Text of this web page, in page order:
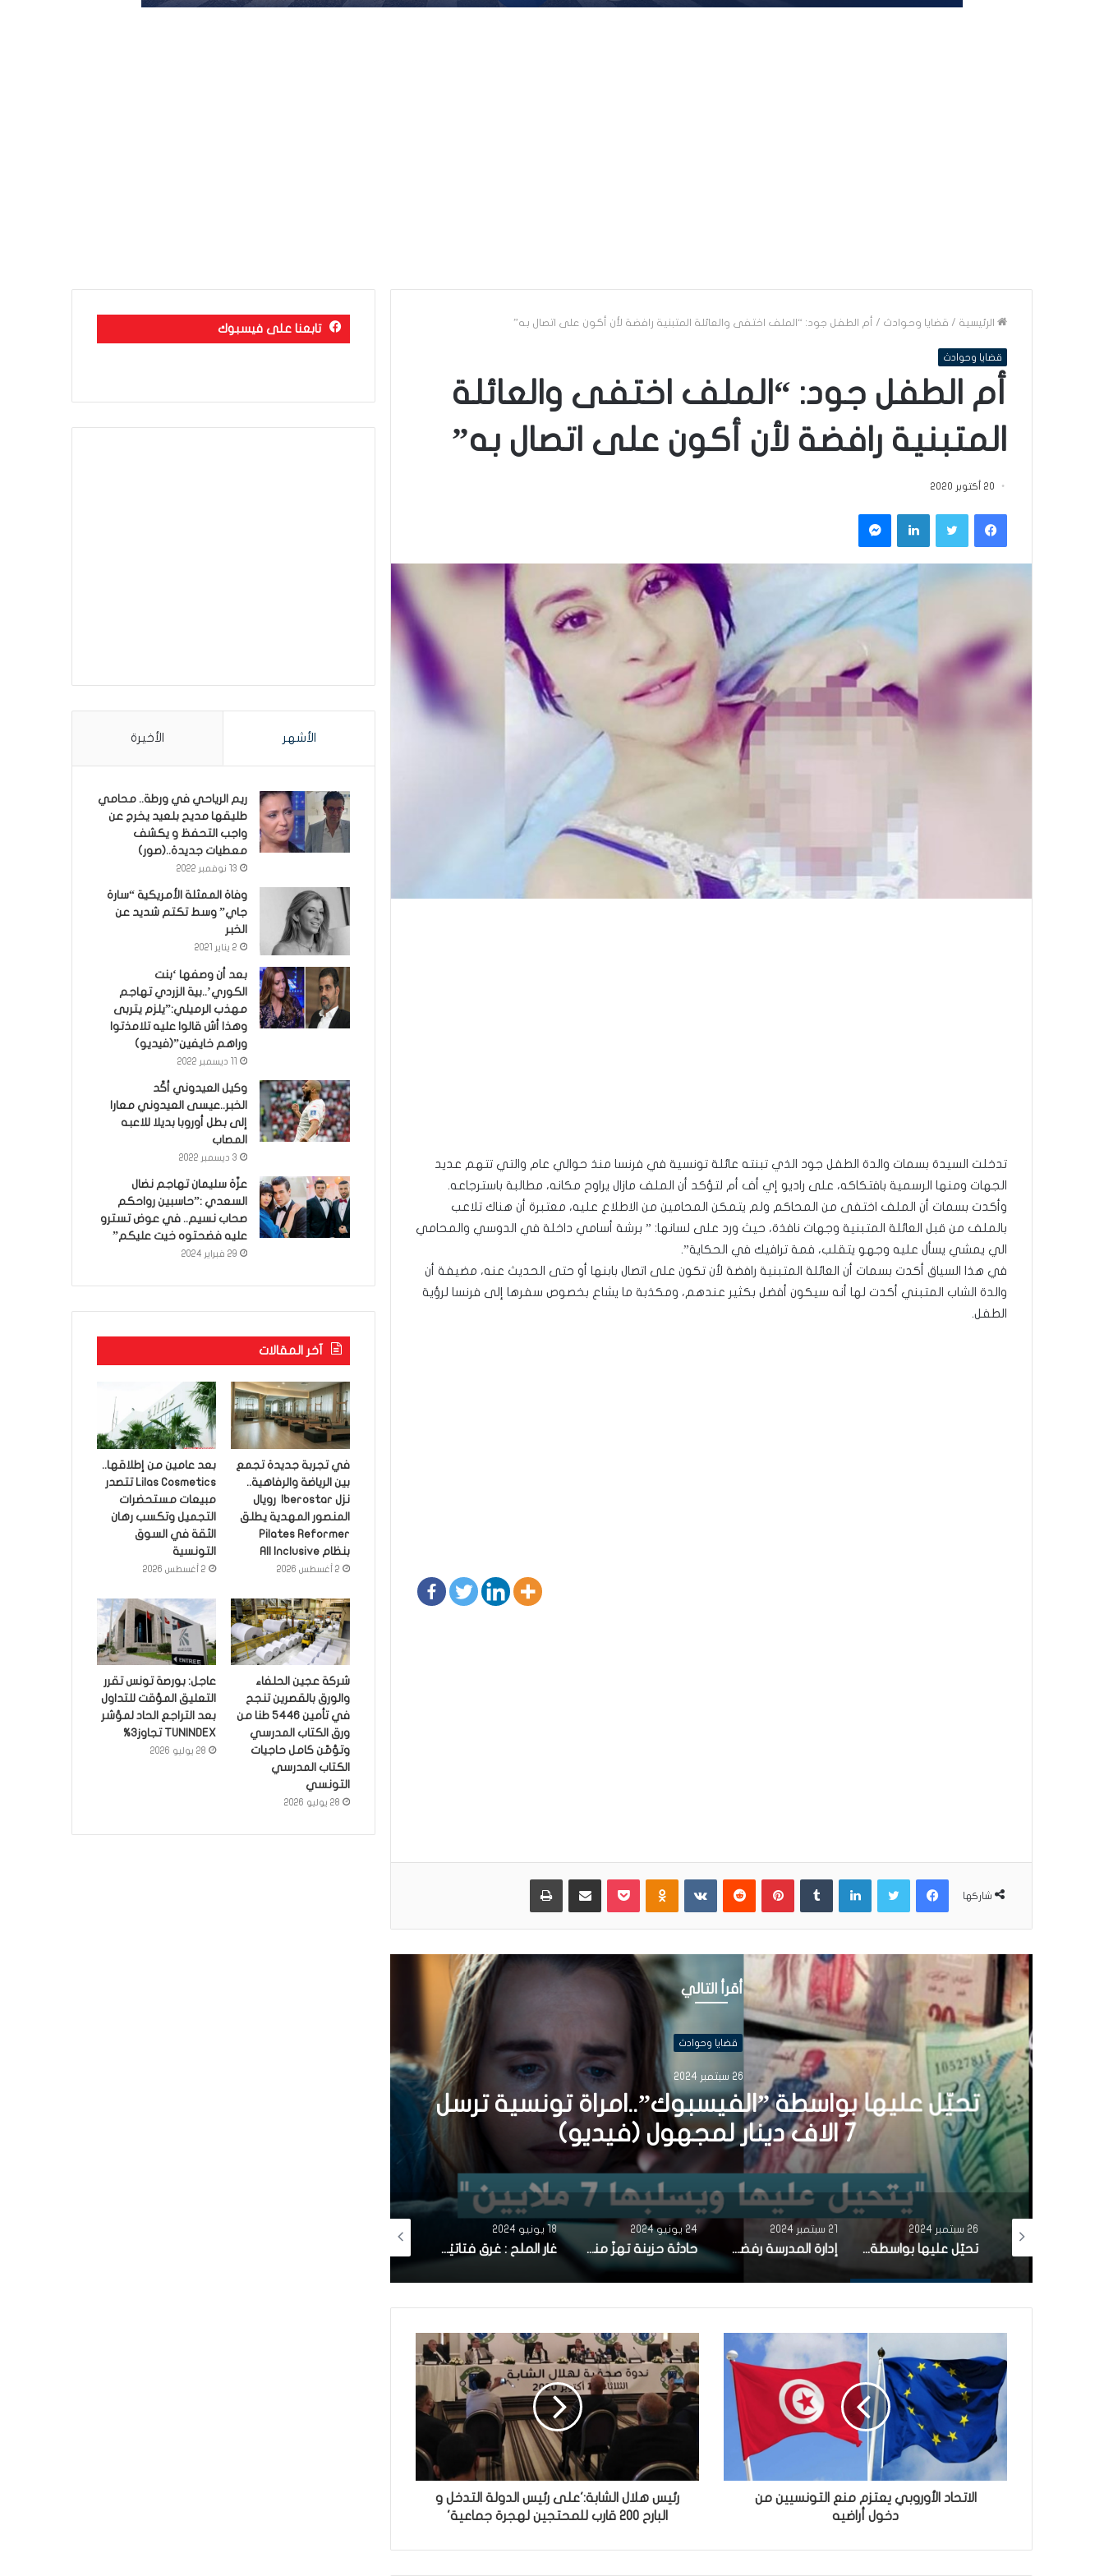
الرئيسية / قضايا وحوادث / أم الطفل جود: “الملف اختفى والعائلة المتبنية رافضة لأن أكون على اتصال به”
قضايا وحوادث
أم الطفل جود: “الملف اختفى والعائلة
المتبنية رافضة لأن أكون على اتصال به”
20 أكتوبر 2020
فيسبوكتويتر لينكدإن ماسنجر
تدخلت السيدة بسمات والدة الطفل جود الذي تبنته عائلة تونسية في فرنسا منذ حوالي عام والتي تتهم عديد
الجهات ومنها الرسمية بافتكاكه، على راديو إي أف أم لتؤكد أن الملف مازال يراوح مكانه، مطالبة باسترجاعه.
وأكدت بسمات أن الملف اختفى من المحاكم ولم يتمكن المحامين من الاطلاع عليه، معتبرة أن هناك تلاعب
بالملف من قبل العائلة المتبنية وجهات نافذة، حيث ورد على لسانها: ” برشة أسامي داخلة في الدوسي والمحامي
الي يمشي يسأل عليه وجهو يتقلب، فمة ترافيك في الحكاية”.
في هذا السياق أكدت بسمات أن العائلة المتبنية رافضة لأن تكون على اتصال بابنها أو حتى الحديث عنه، مضيفة أن
والدة الشاب المتبني أكدت لها أنه سيكون أفضل بكثير عندهم، ومكذبة ما يشاع بخصوص سفرها إلى فرنسا لرؤية
الطفل.
شاركها
فيسبوكتويتر لينكدإن بينتيريست Odnoklassniki
بوكيت مشاركة عبر البريد طباعة
أقرأ التالي
قضايا وحوادث
26 سبتمبر 2024
تحيّل عليها بواسطة ”الفيسبوك”..امراة تونسية ترسل
7 الاف دينار لمجهول (فيديو)
26 سبتمبر 2024
تحيّل عليها بواسطة ”الفيسبوك”..امراة تونسية ترسل 7 الاف دينار لمجهول (فيديو)
21 سبتمبر 2024
إدارة المدرسة رفضت منحها بطاقة دخول:وفاة تلميذة دهسها جرار فلاحي امام المدرسة الاعدادية بعوسجة
24 يونيو 2024
حادثة حزينة تهزّ منوبة : وفاة الأم من شدّة فرحتها بنجاح ابنتها الوحيدة في البكالوريا
18 يونيو 2024
غار الملح : غرق فتاتيْن من نفس العائلة.. وإنقاذ 3 أخريات
الاتحاد الأوروبي يعتزم منع التونسيين من
دخول أراضيه
رئيس هلال الشابة:'على رئيس الدولة التدخل و
البارح 200 قارب للمحتجين لهجرة جماعية'
تابعنا على فيسبوك
الأشهر الأخيرة
ريم الرياحي في ورطة.. محامي
طليقها مديح بلعيد يخرج عن
واجب التحفظ و يكشف
معطيات جديدة..(صور)
13 نوفمبر 2022
وفاة الممثلة الأمريكية “سارة
جاي” وسط تكتم شديد عن
الخبر
2 يناير 2021
بعد أن وصفها ‘بنت
الكوري’..بية الزردي تهاجم
مهذب الرميلي:”يلزم يتربى
وهذا أش قالوا عليه تلامذتوا
وراهم خايفين”(فيديو)
وكيل العيدوني أكّد
الخبر..عيسى العيدوني معارا
إلى بطل أوروبا بديلا للاعبه
المصاب
3 ديسمبر 2022
عزّة سليمان تهاجم نضال
السعدي :”حاسبين رواحكم
صحاب نسيم.. في عوض تسترو
عليه فضحتوه خيت عليكم”
29 فبراير 2024
آخر المقالات
في تجربة جديدة تجمع
بين الرياضة والرفاهية..
نزل Iberostar رويال
المنصور المهدية يطلق
Pilates Reformer
بنظام All Inclusive
2 أغسطس 2026
بعد عامين من إطلاقها..
Lilas Cosmetics تتصدر
مبيعات مستحضرات
التجميل وتكسب رهان
الثقة في السوق
التونسية
2 أغسطس 2026
شركة عجين الحلفاء
والورق بالقصرين تنجح
في تأمين 5446 طنا من
ورق الكتاب المدرسي
وتؤمّن كامل حاجيات
الكتاب المدرسي
التونسي
28 يوليو 2026
عاجل: بورصة تونس تقرر
التعليق المؤقت للتداول
بعد التراجع الحاد لمؤشر
TUNINDEX تجاوز3%
28 يوليو 2026